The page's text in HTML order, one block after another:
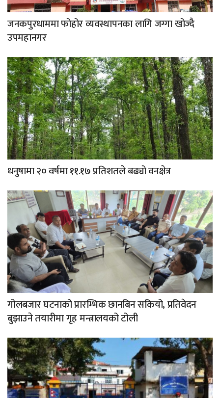
जनकपुरधाममा फोहोर व्यवस्थापनका लागि जग्गा खोज्दै
उपमहानगर
धनुषामा २० वर्षमा ११.१७ प्रतिशतले बढ्यो वनक्षेत्र
गोलबजार घटनाको प्रारम्भिक छानबिन सकियो, प्रतिवेदन
बुझाउने तयारीमा गृह मन्त्रालयको टोली